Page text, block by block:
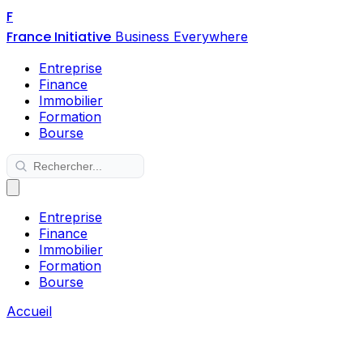
F
France Initiative Business Everywhere
Entreprise
Finance
Immobilier
Formation
Bourse
Entreprise
Finance
Immobilier
Formation
Bourse
Accueil